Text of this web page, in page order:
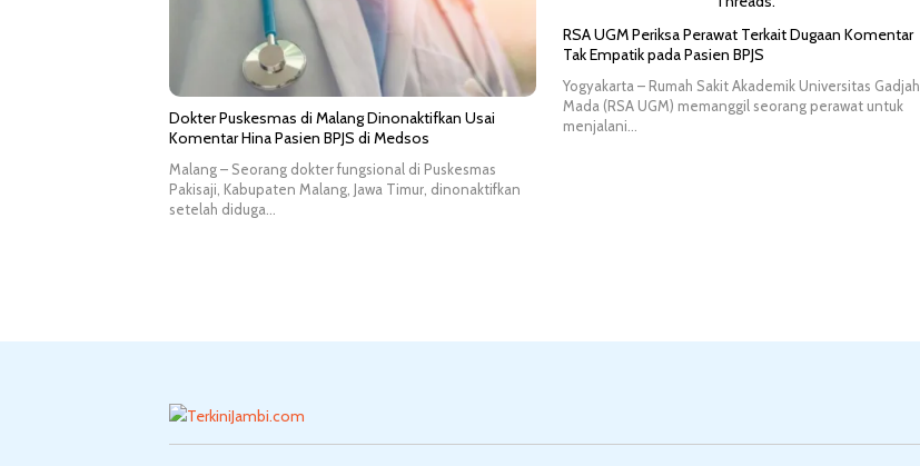
Dokter Puskesmas di Malang Dinonaktifkan Usai
Komentar Hina Pasien BPJS di Medsos
Malang – Seorang dokter fungsional di Puskesmas
Pakisaji, Kabupaten Malang, Jawa Timur, dinonaktifkan
setelah diduga…
RSA UGM Periksa Perawat Terkait Dugaan Komentar
Tak Empatik pada Pasien BPJS
Yogyakarta – Rumah Sakit Akademik Universitas Gadjah
Mada (RSA UGM) memanggil seorang perawat untuk
menjalani…